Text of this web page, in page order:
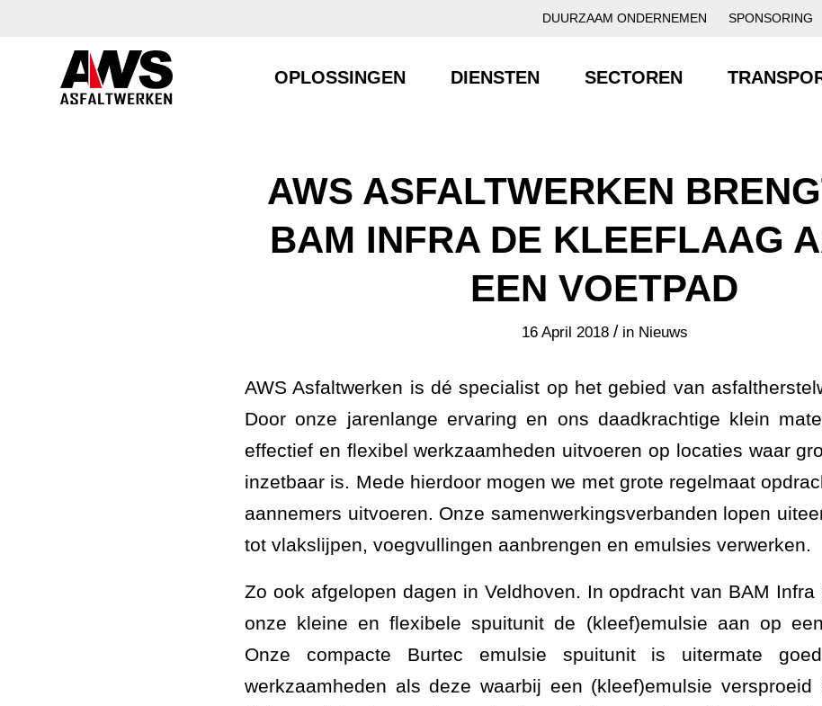
DUURZAAM ONDERNEMEN SPONSORING
OPLOSSINGEN DIENSTEN SECTOREN
AWS ASFALTWERKEN
BAM INFRA DE KLEEFLAAG
EEN VOETPAD
16 April 2018 / in Nieuws
AWS Asfaltwerken is dé specialist op het gebied van
Door onze jarenlange ervaring en ons daadkrachtige klein
effectief en flexibel werkzaamheden uitvoeren op locaties waar
inzetbaar is. Mede hierdoor mogen we met grote regelmaat
aannemers uitvoeren. Onze samenwerkingsverbanden lopen
tot vlakslijpen, voegvullingen aanbrengen en emulsies verwerken.
Zo ook afgelopen dagen in Veldhoven. In opdracht van BAM
onze kleine en flexibele spuitunit de (kleef)emulsie aan op
Onze compacte Burtec emulsie spuitunit is uitermate
werkzaamheden als deze waarbij een (kleef)emulsie versproeid